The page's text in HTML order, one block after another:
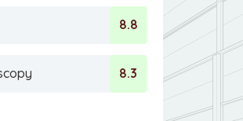
8.8
8.3